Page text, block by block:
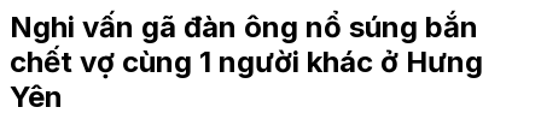
Nghi vấn gã đàn ông nổ súng bắn
chết vợ cùng 1 người khác ở Hưng
Yên